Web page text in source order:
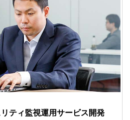
ティ監視運用サービス開発